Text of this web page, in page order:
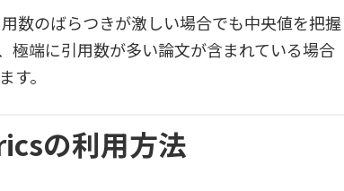
数のばらつきが激しい場合でも中央値を把握
極端に引用数が多い論文が含まれている場合
。
の利用方法